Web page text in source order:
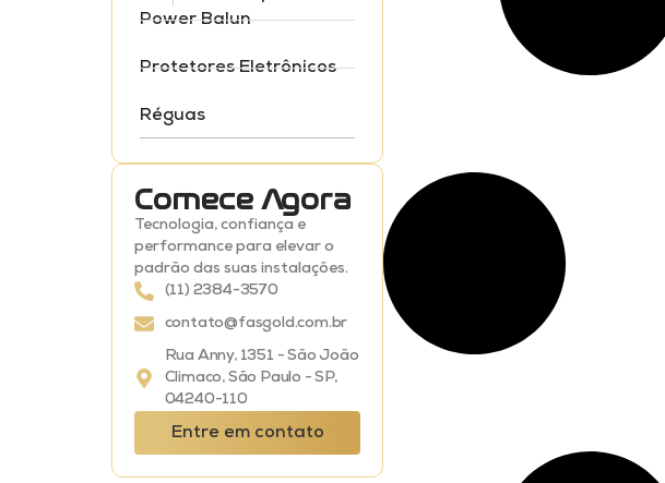
Power Balun
Protetores Eletrônicos
Réguas
Comece Agora
Tecnologia, confiança e
performance para elevar o
padrão das suas instalações.
(11) 2384-3570
contato@fasgold.com.br
Rua Anny, 1351 - São João
Climaco, São Paulo - SP,
04240-110
Entre em contato